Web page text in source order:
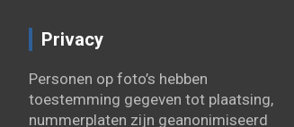
Privacy
Personen op foto’s hebben
toestemming gegeven tot plaatsing,
nummerplaten zijn geanonimiseerd